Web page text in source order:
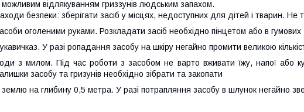
можливим відлякуванням гриззунів людським запахом.
безпеки: зберігати засіб у місцях, недоступних для дітей і тварин. Не
оголеними руками. Розкладати засіб необхідно пінцетом або в гумових
У разі ропадання засобу на шкіру негайно промити великою
з милом. Під час роботи з засобом не варто вживати їжу, напої або
засобу та гризунів необхідно зібрати та закопати
землю на глибину 0,5 метра. У разі потрапляння засобу в шлунок негайно